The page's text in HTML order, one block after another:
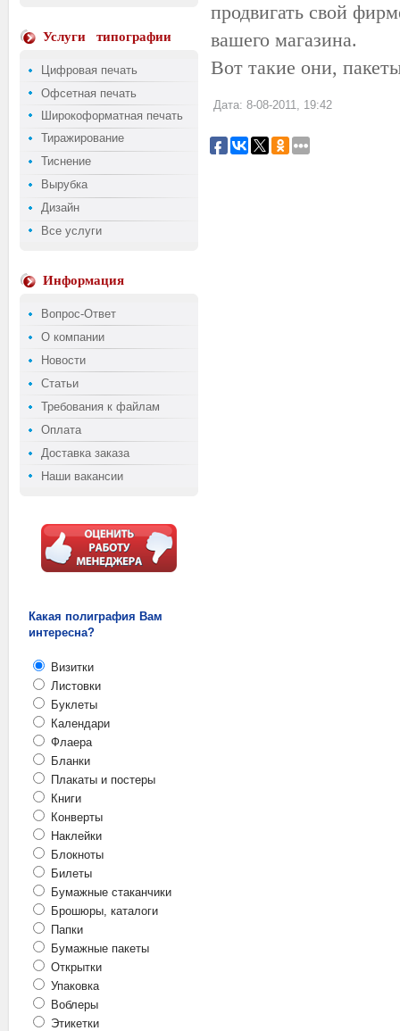
Услуги типографии
Цифровая печать
Офсетная печать
Широкоформатная печать
Тиражирование
Тиснение
Вырубка
Дизайн
Все услуги
Информация
Вопрос-Ответ
О компании
Новости
Статьи
Требования к файлам
Оплата
Доставка заказа
Наши вакансии
Какая полиграфия Вам
интересна?
Визитки
Листовки
Буклеты
Календари
Флаера
Бланки
Плакаты и постеры
Книги
Конверты
Наклейки
Блокноты
Билеты
Бумажные стаканчики
Брошюры, каталоги
Папки
Бумажные пакеты
Открытки
Упаковка
Воблеры
Этикетки
продвигать свой
вашего магазина.
Вот такие они,
Дата: 8-08-2011, 19:42